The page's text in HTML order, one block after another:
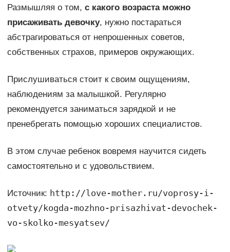
Размышляя о том, с какого возраста можно
присаживать девочку, нужно постараться
абстрагироваться от непрошенных советов,
собственных страхов, примеров окружающих.
Прислушиваться стоит к своим ощущениям,
наблюдениям за малышкой. Регулярно
рекомендуется заниматься зарядкой и не
пренебрегать помощью хороших специалистов.
В этом случае ребенок вовремя научится сидеть
самостоятельно и с удовольствием.
Источник: http://love-mother.ru/voprosy-i-
otvety/kogda-mozhno-prisazhivat-devochek-
vo-skolko-mesyatsev/